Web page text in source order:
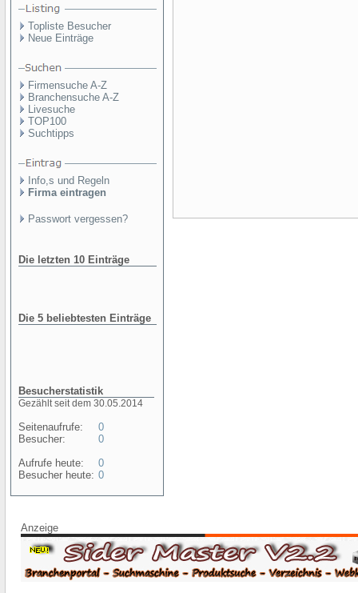
Topliste Besucher
Neue Einträge
Firmensuche A-Z
Branchensuche A-Z
Livesuche
TOP100
Suchtipps
Info,s und Regeln
Firma eintragen
Passwort vergessen?
Die letzten 10 Einträge
Die 5 beliebtesten Einträge
Besucherstatistik
Gezählt seit dem 30.05.2014
Seitenaufrufe:
Besucher:
Aufrufe heute:
Besucher heute:
0
0
0
0
Anzeige